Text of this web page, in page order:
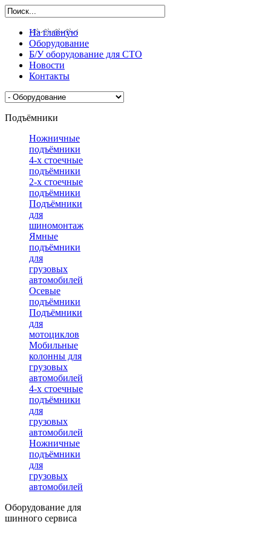
На главную
Оборудование
Б/У оборудование для СТО
Новости
Контакты
Подъёмники
Ножничные
подъёмники
4-х стоечные
подъёмники
2-х стоечные
подъёмники
Подъёмники
для
шиномонтажа
Ямные
подъёмники
для
грузовых
автомобилей
Осевые
подъёмники
Подъёмники
для
мотоциклов
Мобильные
колонны для
грузовых
автомобилей
4-х стоечные
подъёмники
для
грузовых
автомобилей
Ножничные
подъёмники
для
грузовых
автомобилей
Оборудование для
шинного сервиса